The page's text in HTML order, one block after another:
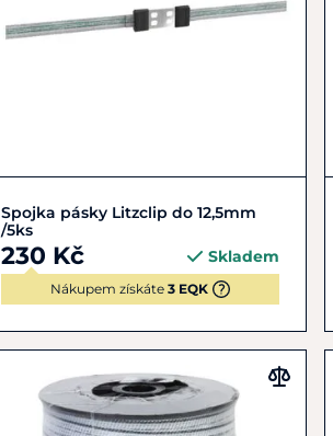
Do košíku
Spojka pásky Litzclip do 12,5mm
/5ks
230 Kč Skladem
Nákupem získáte 3 EQK